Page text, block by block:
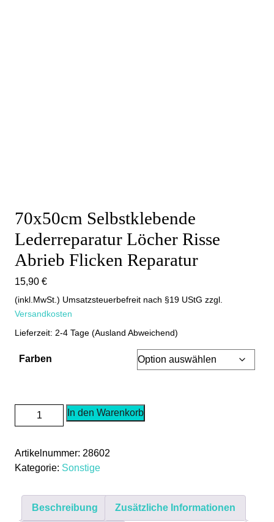
70x50cm Selbstklebende
Lederreparatur Löcher Risse
Abrieb Flicken Reparatur
15,90 €
(inkl.MwSt.) Umsatzsteuerbefreit nach §19 UStG zzgl.
Versandkosten
Lieferzeit: 2-4 Tage (Ausland Abweichend)
Farben
70x50cm
Selbstklebende
Löcher
Risse
Flicken
Reparatur
In den Warenkorb
Artikelnummer: 28602
Kategorie: Sonstige
Beschreibung Zusätzliche Informationen